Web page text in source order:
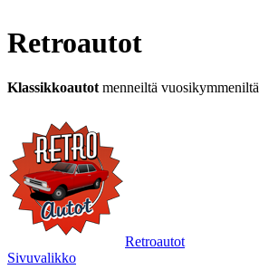
Retroautot
Klassikkoautot menneiltä vuosikymmeniltä
Retroautot
Sivuvalikko